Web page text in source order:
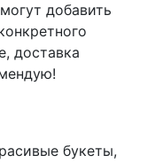
добавить
доставка
букеты,